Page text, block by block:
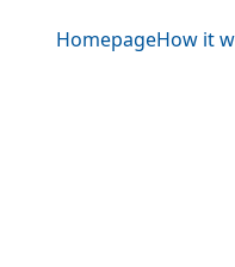
HomepageHow it